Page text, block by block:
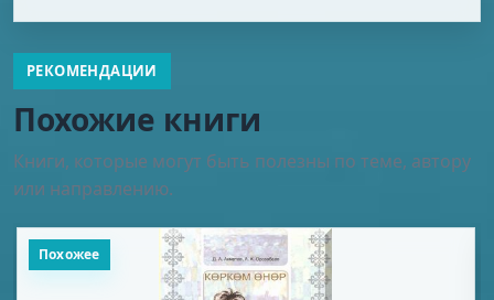
РЕКОМЕНДАЦИИ
Похожие книги
Книги, которые могут быть полезны по теме, автору
или направлению.
Похожее